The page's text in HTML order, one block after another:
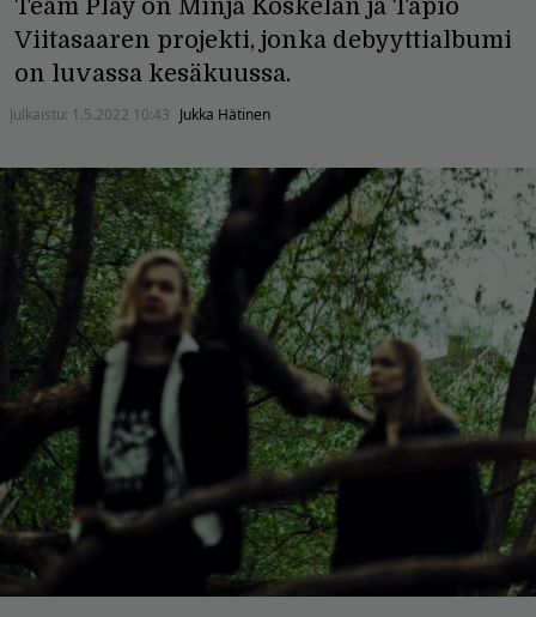
Team Play on Minja Koskelan ja Tapio
Viitasaaren projekti, jonka debyyttialbumi
on luvassa kesäkuussa.
Julkaistu: 1.5.2022 10:43 Jukka Hätinen